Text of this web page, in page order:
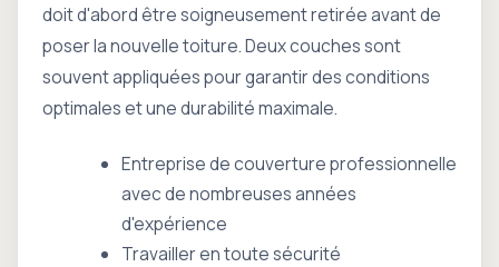
doit d'abord être soigneusement retirée avant de
poser la nouvelle toiture. Deux couches sont
souvent appliquées pour garantir des conditions
optimales et une durabilité maximale.
Entreprise de couverture professionnelle
avec de nombreuses années
d'expérience
Travailler en toute sécurité